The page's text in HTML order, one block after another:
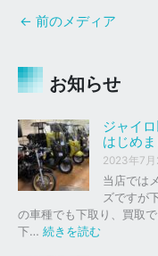
← 前のメディア
お知らせ
ジャイ
はじめま
2023年7月
当店では
ズですが
の車種でも下取り、買取
下… 続きを読む